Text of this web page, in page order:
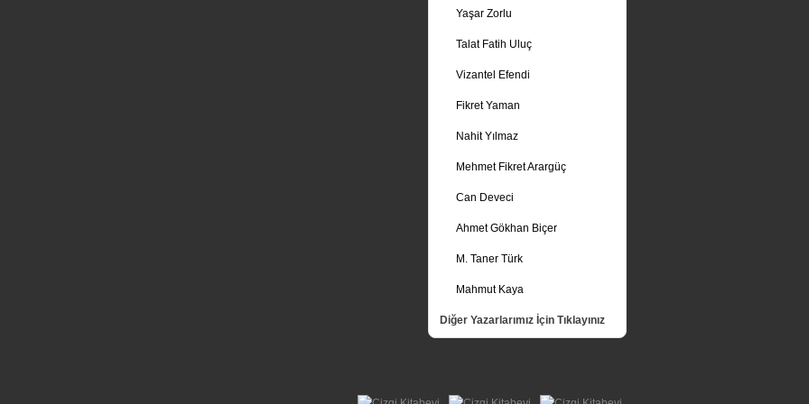
Yaşar Zorlu
Talat Fatih Uluç
Vizantel Efendi
Fikret Yaman
Nahit Yılmaz
Mehmet Fikret Arargüç
Can Deveci
Ahmet Gökhan Biçer
M. Taner Türk
Mahmut Kaya
Diğer Yazarlarımız İçin Tıklayınız